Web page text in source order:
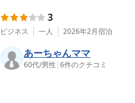
3
ビジネス 一人 2026年2月宿泊
あーちゃんママ
60代/男性 |6件のクチコミ